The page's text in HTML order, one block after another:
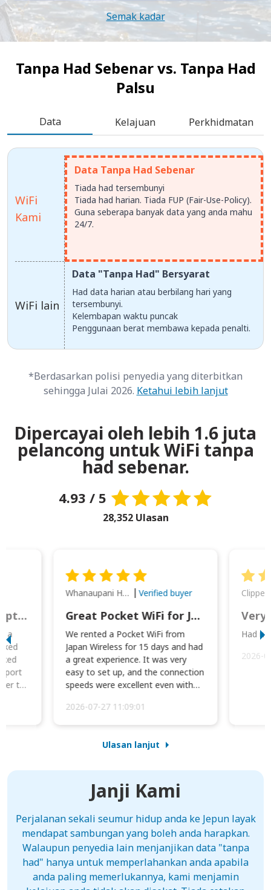
Semak kadar
Tanpa Had Sebenar vs. Tanpa Had
Palsu
Data Kelajuan Perkhidmatan
WiFi
Kami
WiFi lain
Data Tanpa Had Sebenar
Tiada had tersembunyi
Tiada had harian. Tiada FUP (Fair-Use-Policy).
Guna seberapa banyak data yang anda mahu
24/7.
Data "Tanpa Had" Bersyarat
Had data harian atau berbilang hari yang
tersembunyi.
Kelembapan waktu puncak
Penggunaan berat membawa kepada penalti.
*Berdasarkan polisi penyedia yang diterbitkan
sehingga Julai 2026. Ketahui lebih lanjut
Dipercayai oleh lebih 1.6 juta
pelancong untuk WiFi tanpa
had sebenar.
4.93 / 5
28,352 Ulasan
This was wonderful option to a family of four. Everything worked smoothly.
a
to
Whanaupani Henry Joseph Macown Verified buyer
Great Pocket WiFi for Japan Travel
We rented a Pocket WiFi from
Japan Wireless for 15 days and had
a great experience. It was very
easy to set up, and the connection
speeds were excellent even with
2026-07-27 11:09:01
Very
Had
2026-
Ulasan lanjut
Janji Kami
Perjalanan sekali seumur hidup anda ke Jepun layak
mendapat sambungan yang boleh anda harapkan.
Walaupun penyedia lain menjanjikan data "tanpa
had" hanya untuk memperlahankan anda apabila
anda paling memerlukannya, kami menjamin